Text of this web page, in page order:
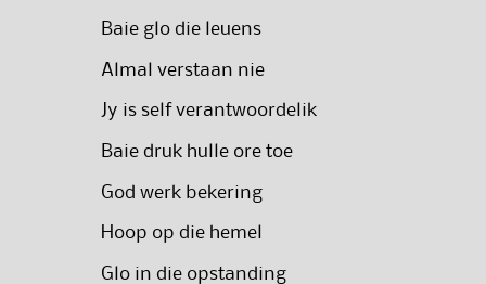
Baie glo die leuens
Almal verstaan nie
Jy is self verantwoordelik
Baie druk hulle ore toe
God werk bekering
Hoop op die hemel
Glo in die opstanding